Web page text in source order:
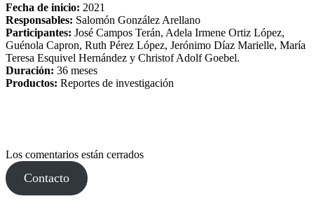
Fecha de inicio: 2021
Responsables: Salomón González Arellano
Participantes: José Campos Terán, Adela Irmene Ortiz López,
Guénola Capron, Ruth Pérez López, Jerónimo Díaz Marielle, María
Teresa Esquivel Hernández y Christof Adolf Goebel.
Duración: 36 meses
Productos: Reportes de investigación
Los comentarios están cerrados
Contacto